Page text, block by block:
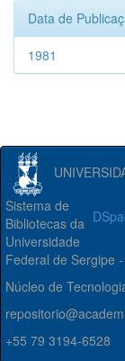
Data de
1981
Sistema de
Bibliotecas da
Universidade
Federal de Sergipe
Núcleo de
+55 79 3194-6528